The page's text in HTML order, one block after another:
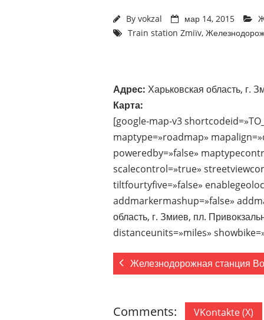
By vokzal мар 14, 2015
Train station Zmiїv,
Адрес: Харьковская область, г.
Карта:
[google-map-v3
maptype=»roadmap»
poweredby=»false»
scalecontrol=»true»
tiltfourtyfive=»false»
addmarkermashup=»false»
область, г. Змиев, пл.
distanceunits=»miles»
Железнодорожная станция
Comments: VKontakte (X)